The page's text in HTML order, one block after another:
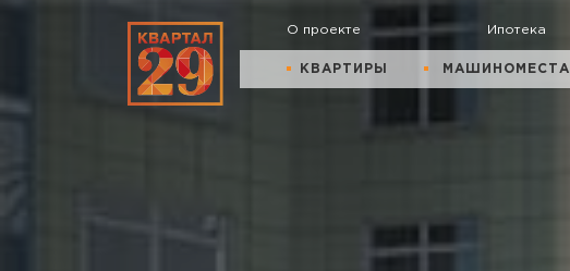
О проекте Ипотека
КВАРТИРЫ МАШИНОМЕСТА